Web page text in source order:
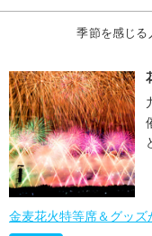
季節を感じる
金麦花火特等席＆グッズ